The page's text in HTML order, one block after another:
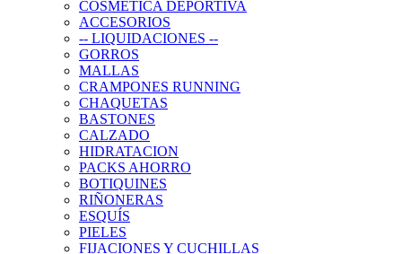
COSMETICA DEPORTIVA
ACCESORIOS
-- LIQUIDACIONES --
GORROS
MALLAS
CRAMPONES RUNNING
CHAQUETAS
BASTONES
CALZADO
HIDRATACION
PACKS AHORRO
BOTIQUINES
RIÑONERAS
ESQUÍS
PIELES
FIJACIONES Y CUCHILLAS